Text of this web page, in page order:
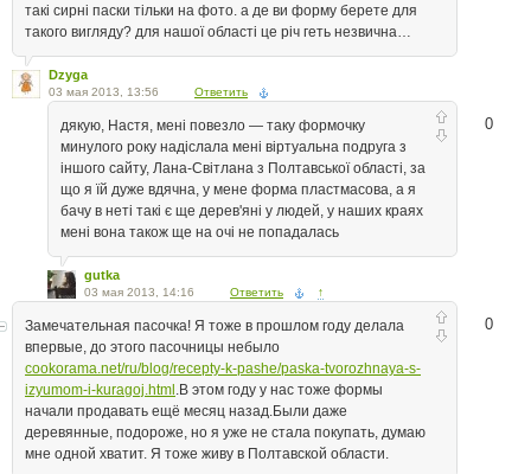
такі сирні паски тільки на фото. а де ви форму берете для
такого вигляду? для нашої області це річ геть незвична…
Dzyga
03 мая 2013, 13:56 Ответить
0
дякую, Настя, мені повезло — таку формочку
минулого року надіслала мені віртуальна подруга з
іншого сайту, Лана-Світлана з Полтавської області, за
що я їй дуже вдячна, у мене форма пластмасова, а я
бачу в неті такі є ще дерев'яні у людей, у наших краях
мені вона також ще на очі не попадалась
gutka
03 мая 2013, 14:16 Ответить ↑
0
Замечательная пасочка! Я тоже в прошлом году делала
впервые, до этого пасочницы небыло
cookorama.net/ru/blog/recepty-k-pashe/paska-tvorozhnaya-s-
izyumom-i-kuragoj.html .В этом году у нас тоже формы
начали продавать ещё месяц назад.Были даже
деревянные, подороже, но я уже не стала покупать, думаю
мне одной хватит. Я тоже живу в Полтавской области.